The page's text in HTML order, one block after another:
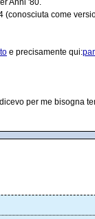
Anni '80.
(conosciuta come
e precisamente qui:
per me bisogna